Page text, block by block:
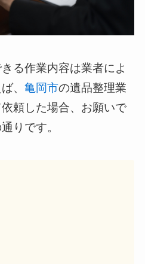
る作業内容は業者によ
、 亀岡市の遺品整理業
頼した場合、お願いで
りです。